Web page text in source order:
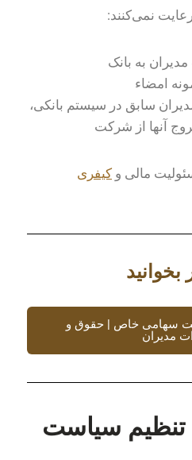
نمی‌کنند:
مدیران به بانک
امضاء
سابق در سیستم بانکی،
آنها از شرکت
مالی و کیفری
بخوانید
سهامی خاص | حقوق و
مدیران
تنظیم سیاست